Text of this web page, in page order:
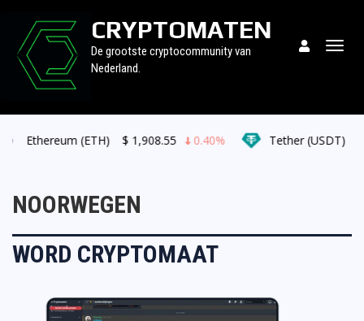
CRYPTOMATEN
De grootste cryptocommunity van
Nederland.
Ethereum (ETH) $1,908.55 0.40% Tether (USDT)
NOORWEGEN
WORD CRYPTOMAAT